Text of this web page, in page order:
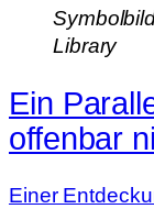
Library
Ein
offenbar
Einer